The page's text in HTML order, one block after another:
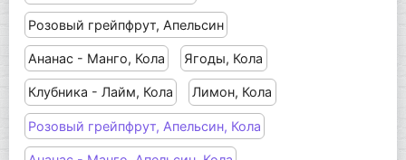
Розовый грейпфрут, Апельсин
Ананас - Манго, Кола Ягоды, Кола
Клубника - Лайм, Кола Лимон, Кола
Розовый грейпфрут, Апельсин, Кола